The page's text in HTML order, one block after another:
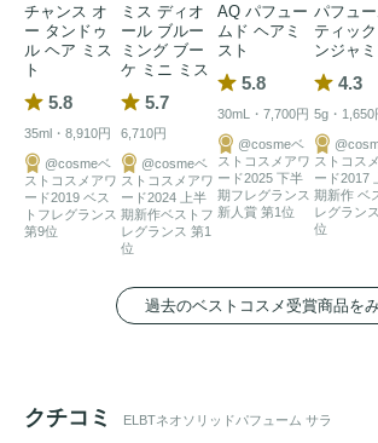
チャンス オ
ー タンドゥ
ル ヘア ミス
ト
5.8
35ml・8,910円
@cosmeベ
ストコスメアワ
ード2019 ベス
トフレグランス
第9位
ミス ディオ
ール ブルー
ミング ブー
ケ ミニ ミス
5.7
6,710円
@cosmeベ
ストコスメアワ
ード2024 上半
期新作ベストフ
レグランス 第1
位
AQ パフュー
ムド ヘアミ
スト
5.8
30mL・7,700円
@cosmeベ
ストコスメアワ
ード2025 下半
期フレグランス
新人賞 第1位
パフュ
ティッ
ンジャ
4.3
5g・1,650
ストコス
ード2017
期新作 ベ
レグラン
位
過去のベストコスメ受賞商品を
クチコミ ELBTネオソリッドパフューム サラ